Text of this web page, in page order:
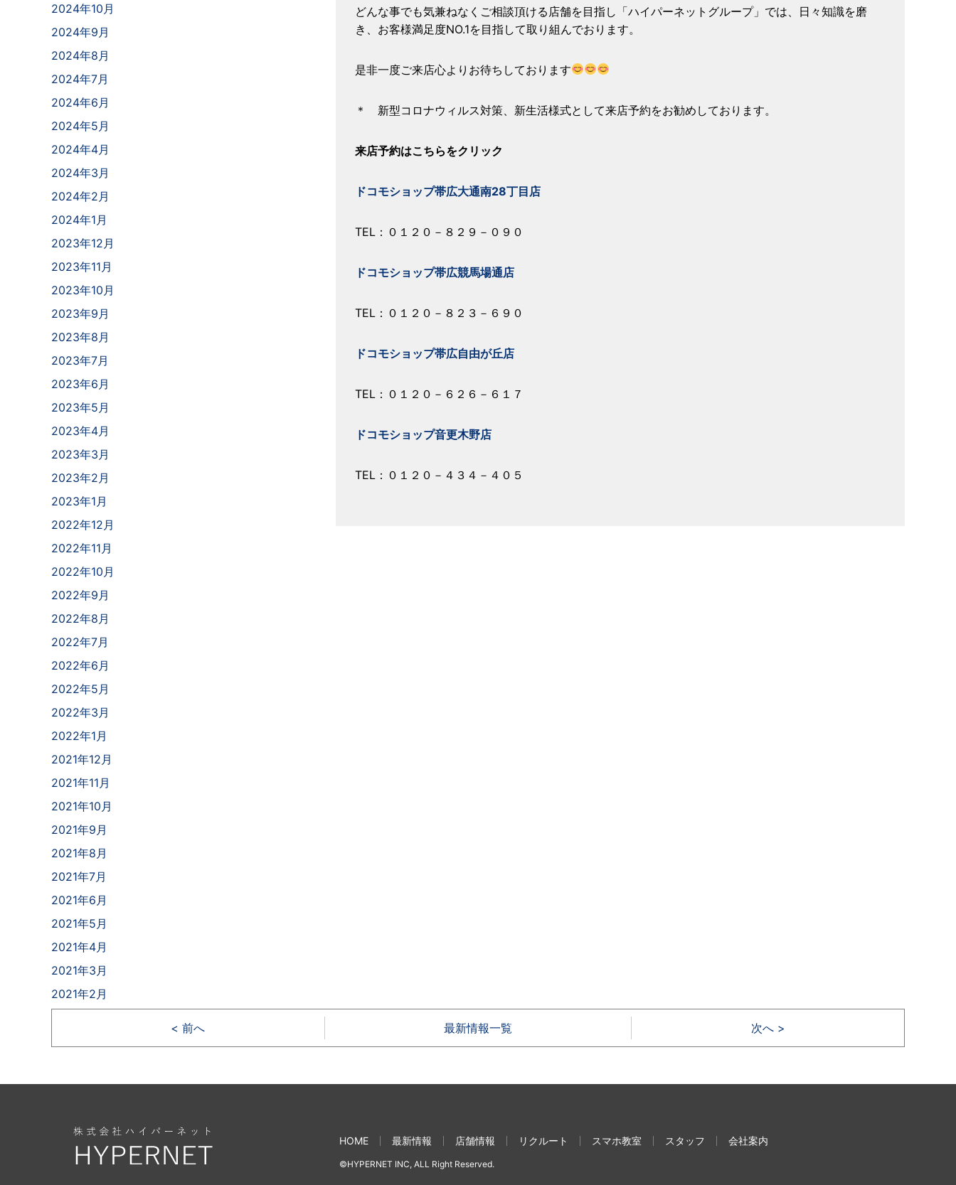
どんな事でも気兼ねなくご相談頂ける店舗を目指し「ハイパーネットグループ」では、日々知識を磨
き、お客様満足度NO.1を目指して取り組んでおります。
是非一度ご来店心よりお待ちしております
＊ 新型コロナウィルス対策、新生活様式として来店予約をお勧めしております。
来店予約はこちらをクリック
ドコモショップ帯広大通南28丁目店
TEL：０１２０－８２９－０９０
ドコモショップ帯広競馬場通店
TEL：０１２０－８２３－６９０
ドコモショップ帯広自由が丘店
TEL：０１２０－６２６－６１７
ドコモショップ音更木野店
TEL：０１２０－４３４－４０５
< 前へ 最新情報一覧 次へ >
2024年10月
2024年9月
2024年8月
2024年7月
2024年6月
2024年5月
2024年4月
2024年3月
2024年2月
2024年1月
2023年12月
2023年11月
2023年10月
2023年9月
2023年8月
2023年7月
2023年6月
2023年5月
2023年4月
2023年3月
2023年2月
2023年1月
2022年12月
2022年11月
2022年10月
2022年9月
2022年8月
2022年7月
2022年6月
2022年5月
2022年3月
2022年1月
2021年12月
2021年11月
2021年10月
2021年9月
2021年8月
2021年7月
2021年6月
2021年5月
2021年4月
2021年3月
2021年2月
HOME 最新情報 店舗情報 リクルート スマホ教室 スタッフ 会社案内
©HYPERNET INC, ALL Right Reserved.